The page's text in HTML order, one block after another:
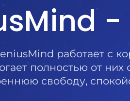
-
работает с
полностью от
свободу,